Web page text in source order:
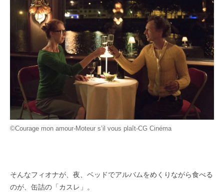
©Courage mon amour-Moteur s’il vous plaît-CG Cinéma
そんなフィオナが、夜、ベッドでアルバムをめくりながら食べる
のが、缶詰の「カスレ」。